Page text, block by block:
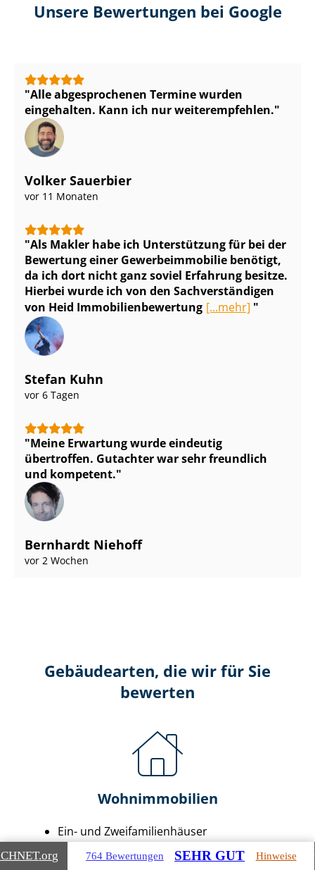
Unsere Bewertungen bei Google
Alle abgesprochenen Termine wurden
eingehalten. Kann ich nur weiterempfehlen.
Volker Sauerbier
vor 11 Monaten
Als Makler habe ich Unterstützung für bei der
Bewertung einer Ge­wer­be­im­mo­bi­lie benötigt,
da ich dort nicht ganz soviel Erfahrung besitze.
Hierbei wurde ich von den Sach­ver­stän­di­gen
von Heid Im­mo­bi­li­en­be­wer­tung [...mehr]
Stefan Kuhn
vor 6 Tagen
Meine Erwartung wurde eindeutig
übertroffen. Gutachter war sehr freundlich
und kompetent.
Bernhardt Niehoff
vor 2 Wochen
Gebäudearten, die wir für Sie
bewerten
Wohnimmobilien
Ein- und Zwei­fa­mi­li­en­häu­ser
Doppel- & Reihenhäuser
Ei­gen­tums­woh­nun­gen
.org 764 Bewertungen SEHR GUT Hinweise